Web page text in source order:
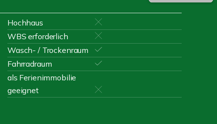
Hochhaus
WBS erforderlich
Wasch- / Trockenraum
Fahrradraum
als Ferienimmobilie
geeignet